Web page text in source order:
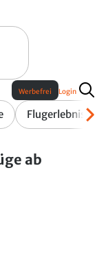
Flugerlebnis
Werbefrei Login
ab